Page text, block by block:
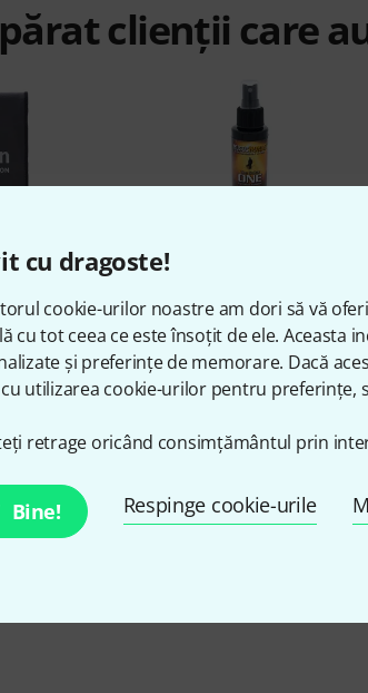
cu dragoste!
cookie-urilor noastre am dori să vă
cu tot ceea ce este însoțit de ele. Aceasta
și preferințe de memorare. Dacă
utilizarea cookie-urilor pentru preferințe,
retrage oricând consimțământul prin
Bine! Respinge cookie-urile
clienții care
Grey
6%
CUMPĂRAT
MusicNomad The Guitar
MN103
52 lei
Compară